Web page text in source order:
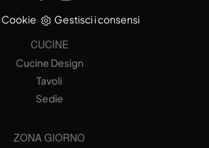
Cookie Gestisci i consensi
CUCINE
Cucine Design
Tavoli
Sedie
ZONA GIORNO